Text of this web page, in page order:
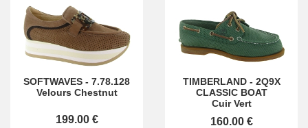
SOFTWAVES - 7.78.128
Velours Chestnut
199.00 €
TIMBERLAND- 2Q9X
CLASSIC BOAT
Cuir Vert
160.00 €